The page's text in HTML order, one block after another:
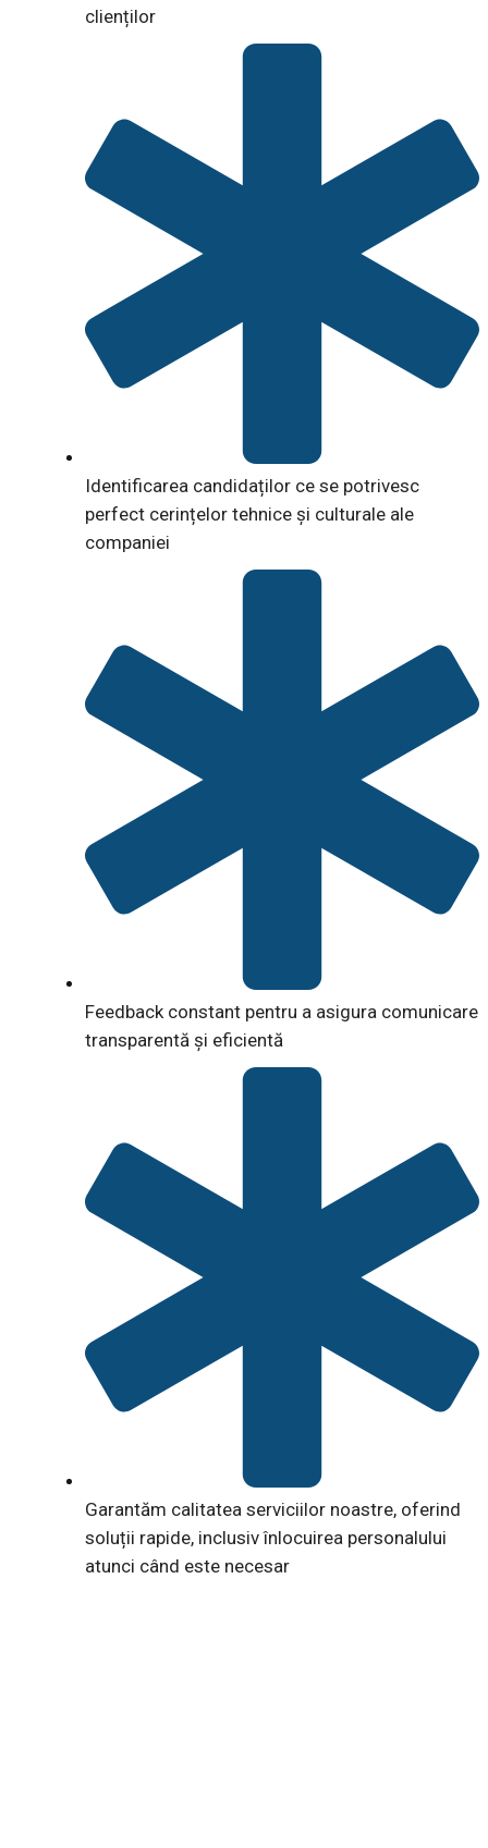
clienților
Identificarea candidaților ce se potrivesc
perfect cerințelor tehnice și culturale ale
companiei
Feedback constant pentru a asigura comunicare
transparentă și eficientă
Garantăm calitatea serviciilor noastre, oferind
soluții rapide, inclusiv înlocuirea personalului
atunci când este necesar